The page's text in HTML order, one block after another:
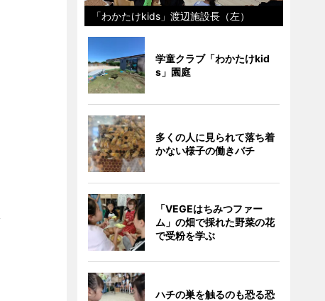
「わかたけkids」渡辺施設長（左）
学童クラブ「わかたけkid
s」園庭
多くの人に見られて落ち着
かない様子の働きバチ
「VEGEはちみつファー
ム」の畑で採れた野菜の花
で受粉を学ぶ
ハチの巣を触るのも恐る恐